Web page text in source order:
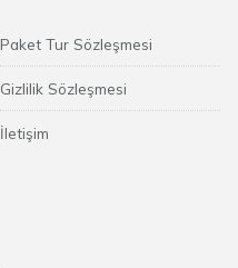
Paket Tur Sözleşmesi
Gizlilik Sözleşmesi
İletişim